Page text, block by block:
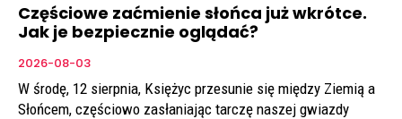
Częściowe zaćmienie słońca już wkrótce.
Jak je bezpiecznie oglądać?
2026-08-03
W środę, 12 sierpnia, Księżyc przesunie się między Ziemią a
Słońcem, częściowo zasłaniając tarczę naszej gwiazdy